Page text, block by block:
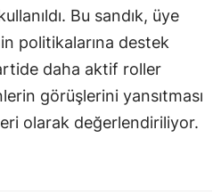
Bu sandık, üye
politikalarına destek
daha aktif roller
görüşlerini yansıtması
olarak değerlendiriliyor.